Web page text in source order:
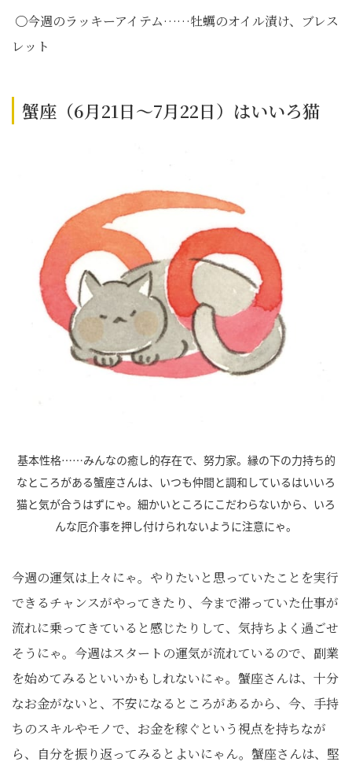
〇今週のラッキーアイテム……牡蠣のオイル漬け、ブレス
レット
蟹座（6月21日～7月22日）はいいろ猫
基本性格……みんなの癒し的存在で、努力家。縁の下の力持ち的
なところがある蟹座さんは、いつも仲間と調和しているはいいろ
猫と気が合うはずにゃ。細かいところにこだわらないから、いろ
んな厄介事を押し付けられないように注意にゃ。
今週の運気は上々にゃ。やりたいと思っていたことを実行
できるチャンスがやってきたり、今まで滞っていた仕事が
流れに乗ってきていると感じたりして、気持ちよく過ごせ
そうにゃ。今週はスタートの運気が流れているので、副業
を始めてみるといいかもしれないにゃ。蟹座さんは、十分
なお金がないと、不安になるところがあるから、今、手持
ちのスキルやモノで、お金を稼ぐという視点を持ちなが
ら、自分を振り返ってみるとよいにゃん。蟹座さんは、堅